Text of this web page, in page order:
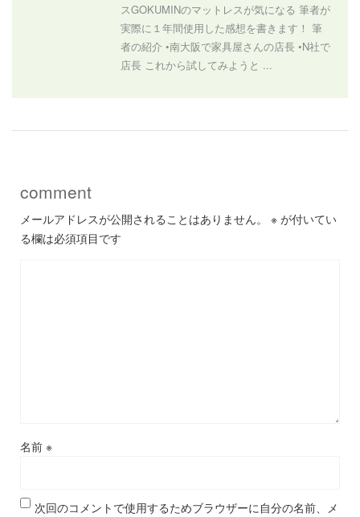
スGOKUMINのマットレスが気になる 筆者が
実際に１年間使用した感想を書きます！ 筆
者の紹介 •南大阪で家具屋さんの店長 •N社で
店長 これから試してみようと ...
comment
メールアドレスが公開されることはありません。 ※ が付いてい
る欄は必須項目です
名前 ※
次回のコメントで使用するためブラウザーに自分の名前、メ